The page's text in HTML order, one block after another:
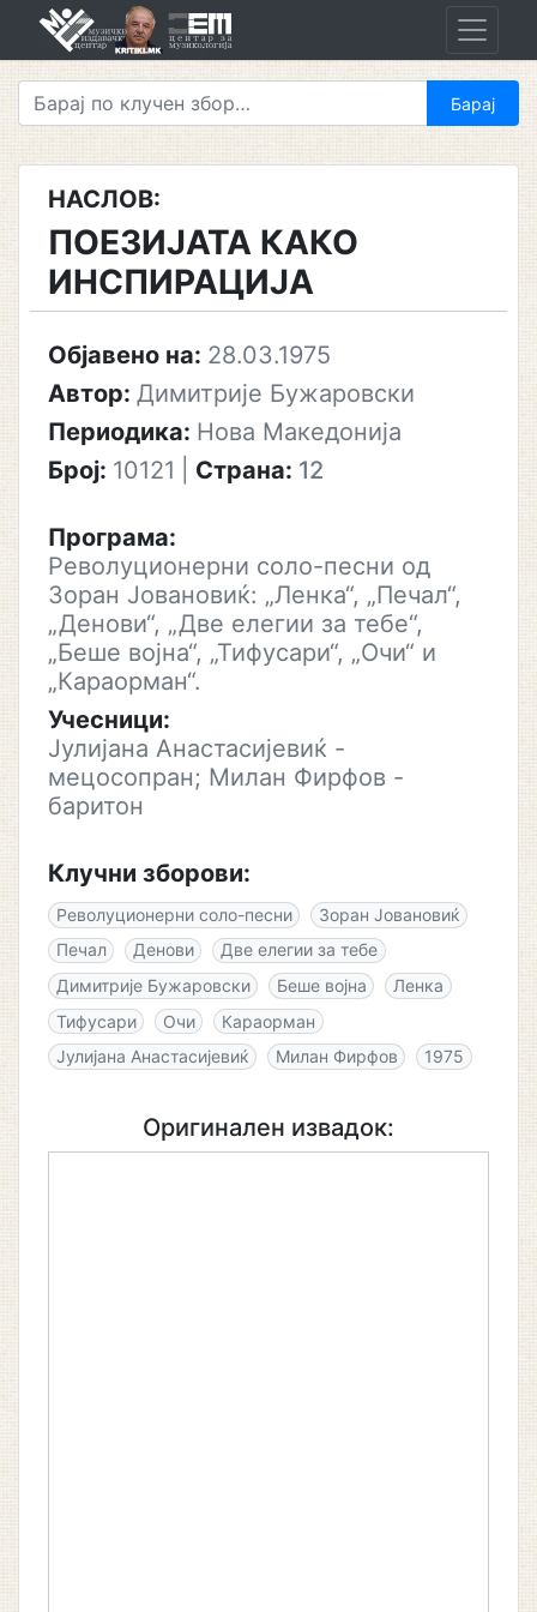
НАСЛОВ:
ПОЕЗИЈАТА КАКО
ИНСПИРАЦИЈА
Објавено на: 28.03.1975
Автор: Димитрије Бужаровски
Периодика: Нова Македонија
Број: 10121 Страна: 12
Програма:
Револуционерни соло-песни од
Зоран Јовановиќ: „Ленка“, „Печал“,
„Денови“, „Две елегии за тебе“,
„Беше војна“, „Тифусари“, „Очи“ и
„Караорман“.
Учесници:
Јулијана Анастасијевиќ -
мецосопран; Милан Фирфов -
баритон
Клучни зборови:
Револуционерни соло-песни
Зоран Јовановиќ
Печал
Денови
Две елегии за тебе
Димитрије Бужаровски
Беше војна
Ленка
Тифусари
Очи
Караорман
Јулијана Анастасијевиќ
Милан Фирфов 1975
Оригинален извадок: